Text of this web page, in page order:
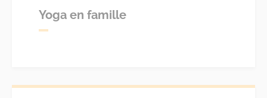
Yoga en famille